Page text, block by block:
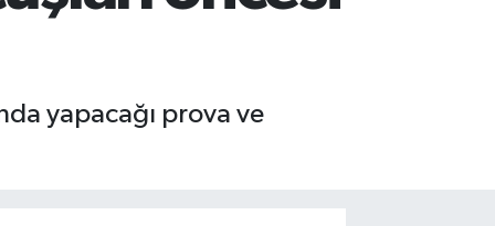
yapacağı prova ve